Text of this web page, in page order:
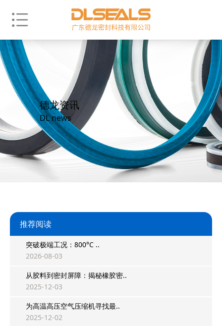
德龙资讯
DL news
推荐阅读
突破极端工况：800°C ..
2026-08-03
从胶料到密封屏障：揭秘橡胶密..
2025-12-03
为高温高压空气压缩机寻找最..
2025-12-02